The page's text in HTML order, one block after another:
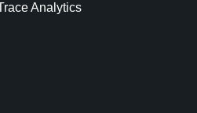
Analytics